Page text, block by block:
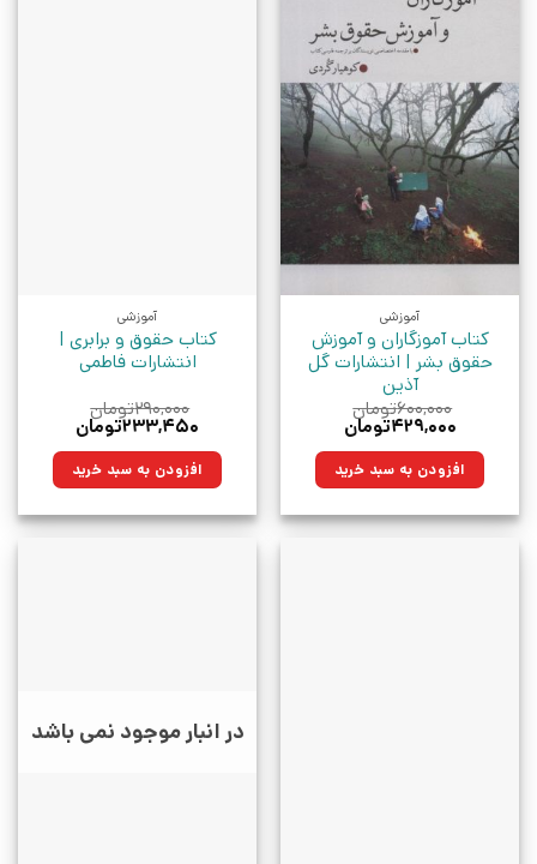
آموزشی
کتاب آموزگاران و آموزش
حقوق بشر | انتشارات گل
آذین
۶۰۰,۰۰۰تومان
قیمت
۶۰۰,۰۰۰تومان
بود.
۴۲۹,۰۰۰تومان
۴۲۹,۰۰۰تومان.افزودن به سبد خرید
آموزشی
کتاب حقوق و برابری |
انتشارات فاطمی
۲۹۰,۰۰۰تومان
قیمت
۲۹۰,۰۰۰تومان
بود.
۲۳۳,۴۵۰تومان
۲۳۳,۴۵۰تومان. افزودن به سبد خرید
در انبار موجود نمی باشد